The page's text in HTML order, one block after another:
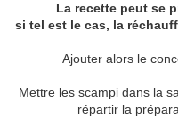
La recette peut se
si tel est le cas, la
Ajouter alors le
Mettre les scampi dans la
répartir la